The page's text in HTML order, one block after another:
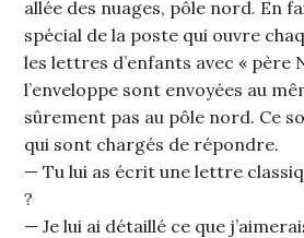
allée des nuages, pôle nord. En
spécial de la poste qui ouvre
les lettres d’enfants avec « père
l’enveloppe sont envoyées au
sûrement pas au pôle nord. Ce
qui sont chargés de répondre.
— Tu lui as écrit une lettre
?
— Je lui ai détaillé ce que